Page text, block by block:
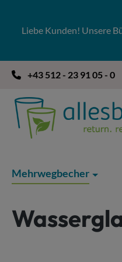
Liebe Kunden! Unsere
+43 512 - 23 91 05 - 0
Mehrwegbecher